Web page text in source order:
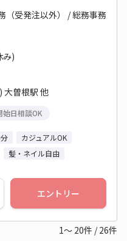
（受発注以外） / 総務事務
み)
大曽根駅 他
始日相談OK
カジュアルOK
髪・ネイル自由
エントリー
1～ 20件 / 26件